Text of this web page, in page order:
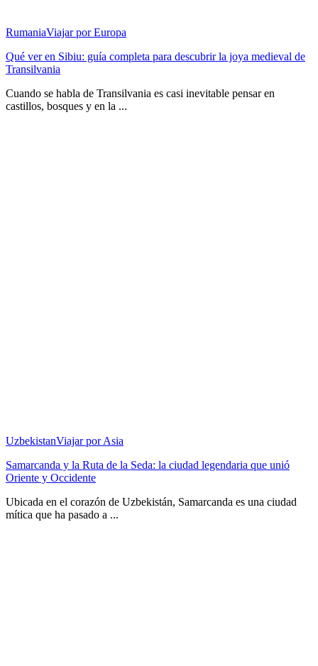
RumaniaViajar por Europa
Qué ver en Sibiu: guía completa para descubrir la joya medieval de
Transilvania
Cuando se habla de Transilvania es casi inevitable pensar en
castillos, bosques y en la ...
UzbekistanViajar por Asia
Samarcanda y la Ruta de la Seda: la ciudad legendaria que unió
Oriente y Occidente
Ubicada en el corazón de Uzbekistán, Samarcanda es una ciudad
mítica que ha pasado a ...